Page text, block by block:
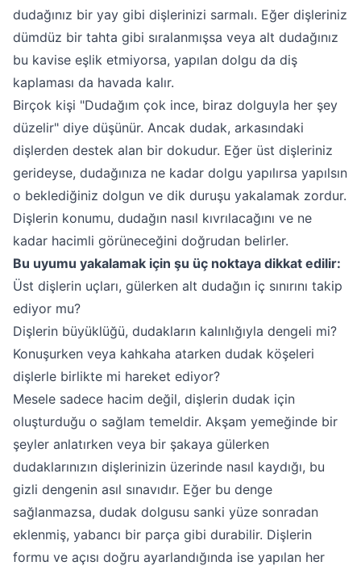
dudağınız bir yay gibi dişlerinizi sarmalı. Eğer dişleriniz
dümdüz bir tahta gibi sıralanmışsa veya alt dudağınız
bu kavise eşlik etmiyorsa, yapılan dolgu da diş
kaplaması da havada kalır.
Birçok kişi "Dudağım çok ince, biraz dolguyla her şey
düzelir" diye düşünür. Ancak dudak, arkasındaki
dişlerden destek alan bir dokudur. Eğer üst dişleriniz
gerideyse, dudağınıza ne kadar dolgu yapılırsa yapılsın
o beklediğiniz dolgun ve dik duruşu yakalamak zordur.
Dişlerin konumu, dudağın nasıl kıvrılacağını ve ne
kadar hacimli görüneceğini doğrudan belirler.
Bu uyumu yakalamak için şu üç noktaya dikkat edilir:
Üst dişlerin uçları, gülerken alt dudağın iç sınırını takip
ediyor mu?
Dişlerin büyüklüğü, dudakların kalınlığıyla dengeli mi?
Konuşurken veya kahkaha atarken dudak köşeleri
dişlerle birlikte mi hareket ediyor?
Mesele sadece hacim değil, dişlerin dudak için
oluşturduğu o sağlam temeldir. Akşam yemeğinde bir
şeyler anlatırken veya bir şakaya gülerken
dudaklarınızın dişlerinizin üzerinde nasıl kaydığı, bu
gizli dengenin asıl sınavıdır. Eğer bu denge
sağlanmazsa, dudak dolgusu sanki yüze sonradan
eklenmiş, yabancı bir parça gibi durabilir. Dişlerin
formu ve açısı doğru ayarlandığında ise yapılan her